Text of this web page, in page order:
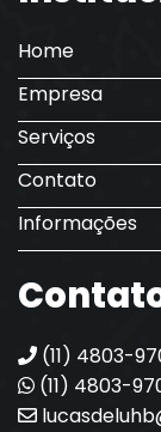
Home
Empresa
Serviços
Contato
Informações
(11) 4803-
(11) 4803-